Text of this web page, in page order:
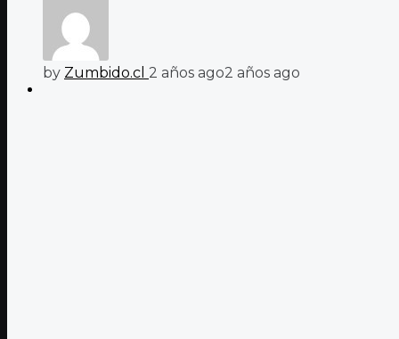
by Zumbido.cl 2 años ago2 años ago